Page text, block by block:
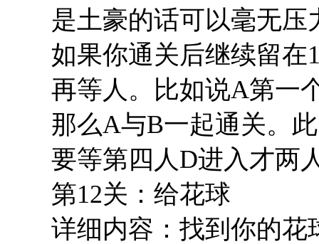
是土豪的话可以毫无
如果你通关后继续留在
再等人。比如说A第一
那么A与B一起通关。
要等第四人D进入才两
第12关：给花球
详细内容：找到你的花